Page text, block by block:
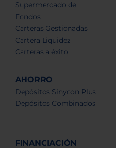
Supermercado de
Fondos
Carteras Gestionadas
Cartera Liquidez
Carteras a éxito
AHORRO
Depósitos Sinycon Plus
Depósitos Combinados
FINANCIACIÓN